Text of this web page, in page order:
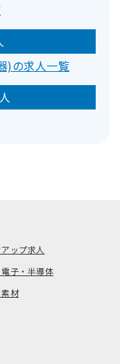
)の求人一覧
ップ求人
子・半導体
材